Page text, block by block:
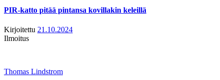
PIR-katto pitää pintansa kovillakin keleillä
Kirjoitettu 21.10.2024
Ilmoitus
Thomas Lindstrom